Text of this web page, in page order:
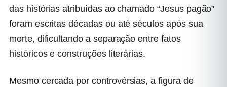
das histórias atribuídas ao chamado “Jesus pagão”
foram escritas décadas ou até séculos após sua
morte, dificultando a separação entre fatos
históricos e construções literárias.
Mesmo cercada por controvérsias, a figura de